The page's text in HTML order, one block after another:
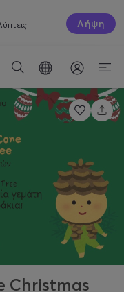
Λήψη
Christmas